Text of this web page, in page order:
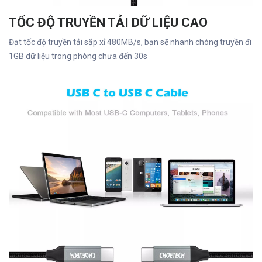
TỐC ĐỘ TRUYỀN TẢI DỮ LIỆU CAO
Đạt tốc độ truyền tải sắp xỉ 480MB/s, bạn sẽ nhanh chóng truyền đi
1GB dữ liệu trong phòng chưa đến 30s